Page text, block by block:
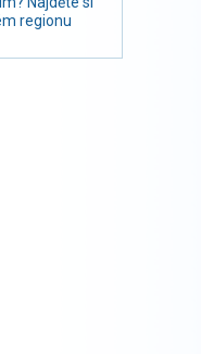
regionu